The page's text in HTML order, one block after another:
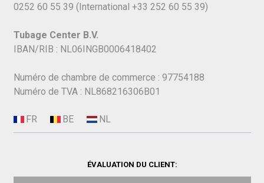
0252 60 55 39 (International +33 252 60 55 39)
Tubage Center B.V.
IBAN/RIB : NL06INGB0006418402
Numéro de chambre de commerce : 97754188
Numéro de TVA : NL868216306B01
ÉVALUATION DU CLIENT: